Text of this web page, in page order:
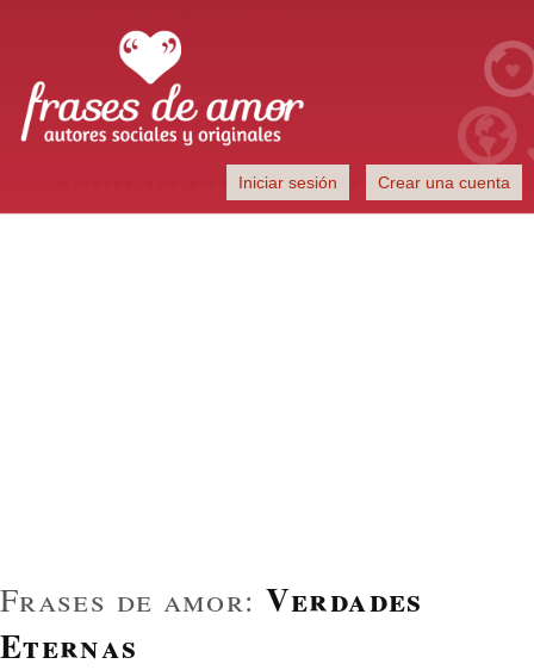
Autores sociales y originales
Iniciar sesión Crear una cuenta
Frases de amor: Verdades
Eternas